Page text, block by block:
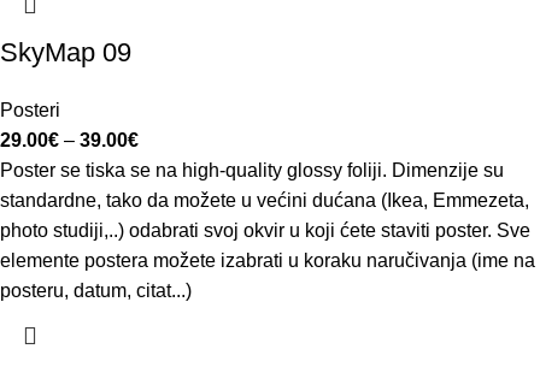
SkyMap 09
Posteri
29.00€ – 39.00€
Poster se tiska se na high-quality glossy foliji. Dimenzije su
standardne, tako da možete u većini dućana (Ikea, Emmezeta,
photo studiji,..) odabrati svoj okvir u koji ćete staviti poster. Sve
elemente postera možete izabrati u koraku naručivanja (ime na
posteru, datum, citat...)